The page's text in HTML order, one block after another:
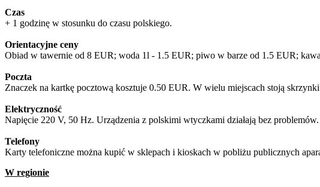
Czas
+ 1 godzinę w stosunku do czasu polskiego.
Orientacyjne ceny
Obiad w tawernie od 8 EUR; woda 1l - 1.5 EUR; piwo w barze od 1.5 EUR;
Poczta
Znaczek na kartkę pocztową kosztuje 0.50 EUR. W wielu miejscach stoją
Elektryczność
Napięcie 220 V, 50 Hz. Urządzenia z polskimi wtyczkami działają bez problemów.
Telefony
Karty telefoniczne można kupić w sklepach i kioskach w pobliżu publicznych
W regionie